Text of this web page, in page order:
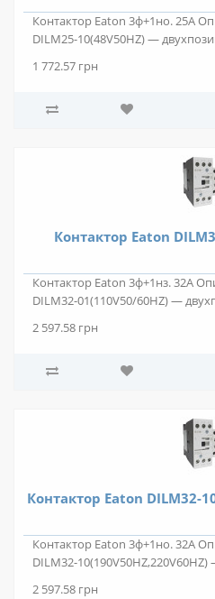
Контактор Eaton 3ф+1но. 25А
DILM25-10(48V50HZ) —
1 772.57 грн
Контактор Eaton
Контактор Eaton 3ф+1нз. 32А
DILM32-01(110V50/60HZ) —
2 597.58 грн
Контактор Eaton DILM32-
Контактор Eaton 3ф+1но. 32А
DILM32-
2 597.58 грн